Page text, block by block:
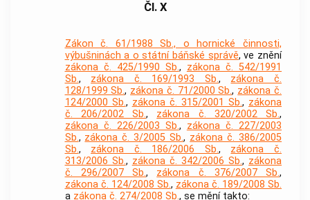
Čl. X
Zákon č. 61/1988 Sb., o hornické činnosti,
výbušninách a o státní báňské správě, ve znění
zákona č. 425/1990 Sb., zákona č. 542/1991
Sb., zákona č. 169/1993 Sb., zákona č.
128/1999 Sb., zákona č. 71/2000 Sb., zákona č.
124/2000 Sb., zákona č. 315/2001 Sb., zákona
č. 206/2002 Sb., zákona č. 320/2002 Sb.,
zákona č. 226/2003 Sb., zákona č. 227/2003
Sb., zákona č. 3/2005 Sb., zákona č. 386/2005
Sb., zákona č. 186/2006 Sb., zákona č.
313/2006 Sb., zákona č. 342/2006 Sb., zákona
č. 296/2007 Sb., zákona č. 376/2007 Sb.,
zákona č. 124/2008 Sb., zákona č. 189/2008 Sb.
a zákona č. 274/2008 Sb., se mění takto: